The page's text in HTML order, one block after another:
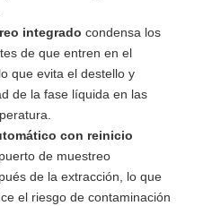
integrado condensa los
de que entren en el
que evita el destello y
de la fase líquida en las
con reinicio
de muestreo
de la extracción, lo que
el riesgo de contaminación